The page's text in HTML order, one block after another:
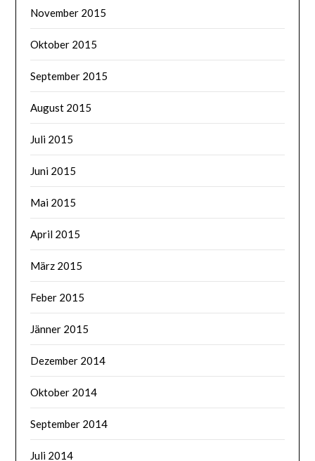
November 2015
Oktober 2015
September 2015
August 2015
Juli 2015
Juni 2015
Mai 2015
April 2015
März 2015
Feber 2015
Jänner 2015
Dezember 2014
Oktober 2014
September 2014
Juli 2014